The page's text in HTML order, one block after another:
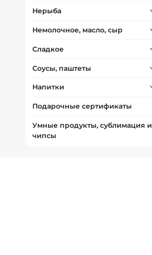
Нерыба
Немолочное, масло, сыр
Сладкое
Соусы, паштеты
Напитки
Подарочные сертификаты
Умные продукты, сублимация и
чипсы